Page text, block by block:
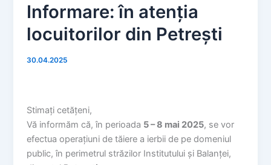
Informare: în atenția
locuitorilor din Petrești
30.04.2025
Stimați cetățeni,
Vă informăm că, în perioada 5 – 8 mai 2025, se vor
efectua operațiuni de tăiere a ierbii de pe domeniul
public, în perimetrul străzilor Institutului și Balanței,